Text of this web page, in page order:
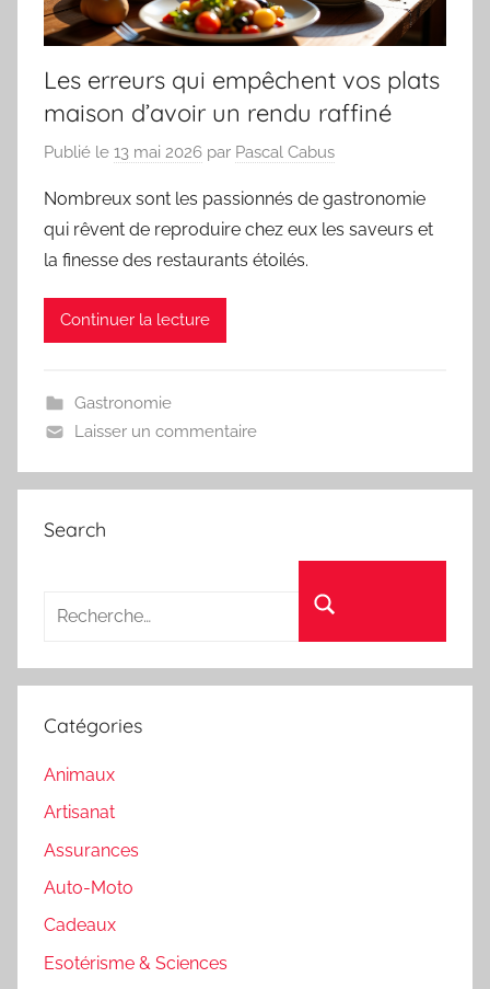
Les erreurs qui empêchent vos plats
maison d’avoir un rendu raffiné
Publié le 13 mai 2026 par Pascal Cabus
Nombreux sont les passionnés de gastronomie
qui rêvent de reproduire chez eux les saveurs et
la finesse des restaurants étoilés.
Continuer la lecture
Gastronomie
Laisser un commentaire
Search
Catégories
Animaux
Artisanat
Assurances
Auto-Moto
Cadeaux
Esotérisme & Sciences